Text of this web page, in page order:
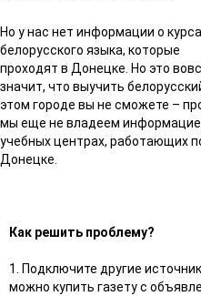
Но у нас нет информации о
белорусского языка, которые
проходят в Донецке. Но это
значит, что выучить
этом городе вы не сможете –
мы еще не владеем
учебных центрах, работающих
Донецке.
Как решить проблему?
1. Подключите другие
можно купить газету с